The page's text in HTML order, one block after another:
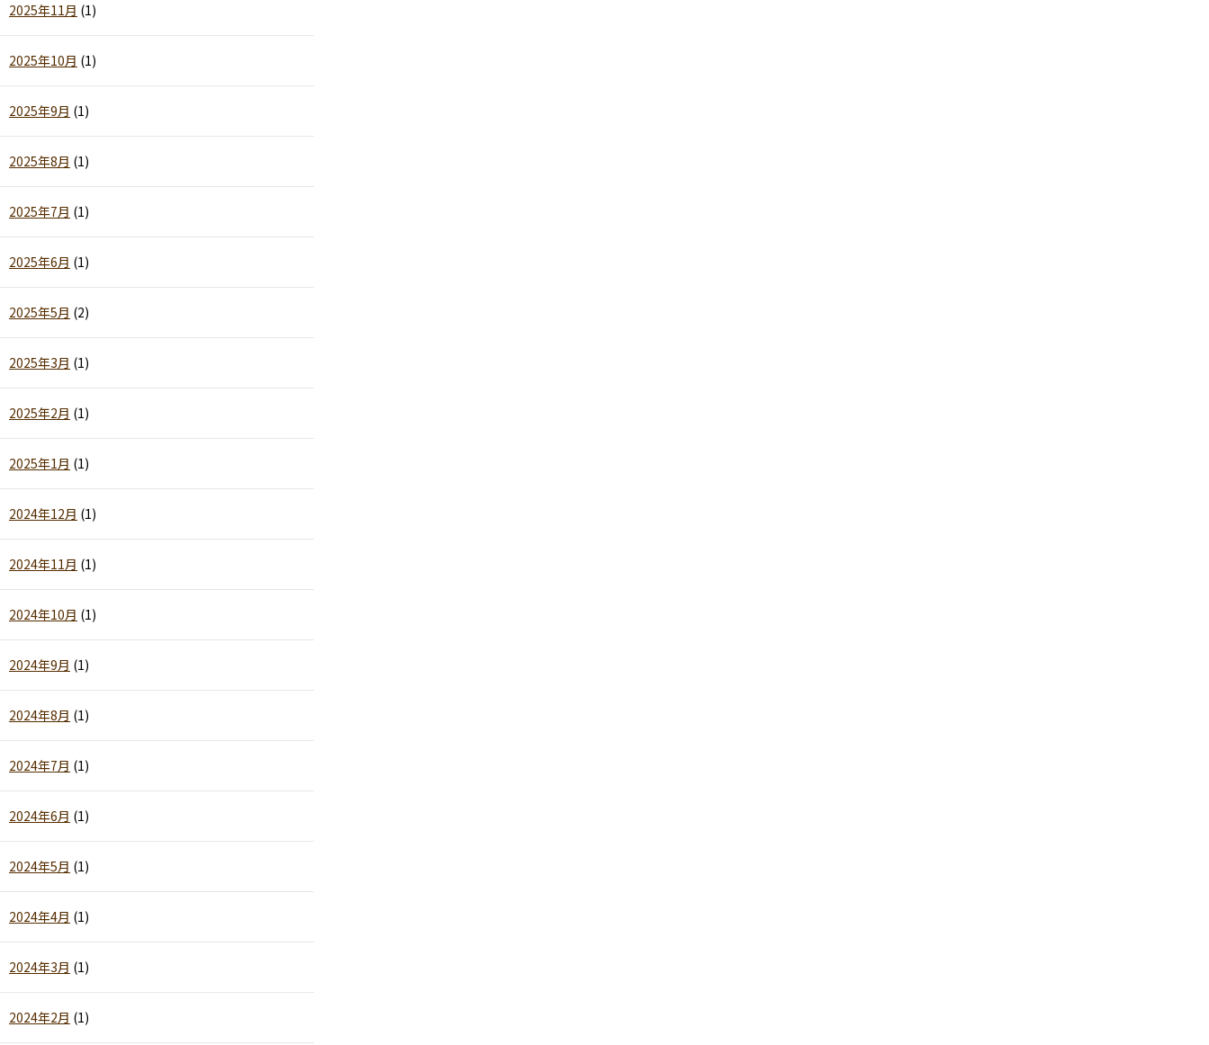
2025年11月 (1)
2025年10月 (1)
2025年9月 (1)
2025年8月 (1)
2025年7月 (1)
2025年6月 (1)
2025年5月 (2)
2025年3月 (1)
2025年2月 (1)
2025年1月 (1)
2024年12月 (1)
2024年11月 (1)
2024年10月 (1)
2024年9月 (1)
2024年8月 (1)
2024年7月 (1)
2024年6月 (1)
2024年5月 (1)
2024年4月 (1)
2024年3月 (1)
2024年2月 (1)